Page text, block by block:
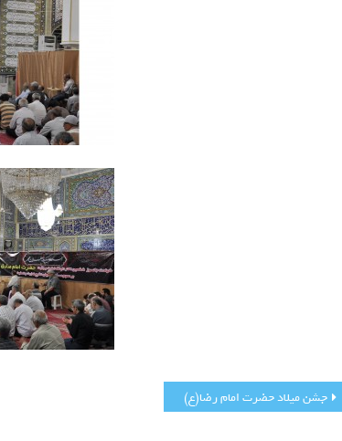
جشن میلاد حضرت امام رضا(ع)